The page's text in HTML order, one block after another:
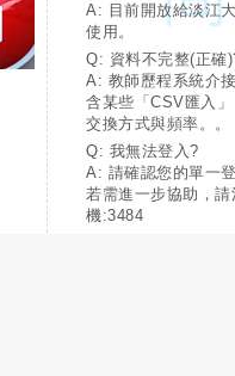
A: 目前開放給淡江
使用。
Q: 資料不完整(正確
A: 教師歷程系統介
含某些「CSV匯入
交換方式與頻率。。
Q: 我無法登入?
A: 請確認您的單一
若需進一步協助，
機:3484